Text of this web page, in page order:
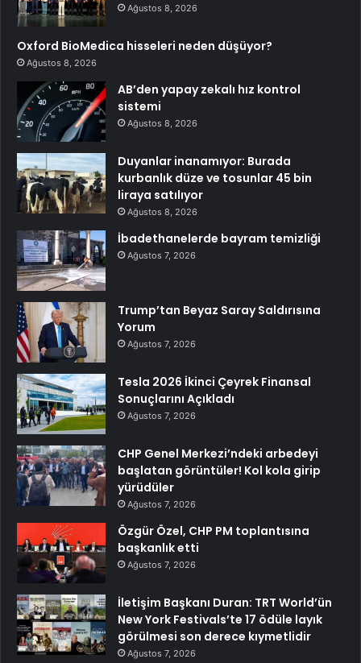
Ağustos 8, 2026
Oxford BioMedica hisseleri neden düşüyor?
Ağustos 8, 2026
AB’den yapay zekalı hız kontrol
sistemi
Ağustos 8, 2026
Duyanlar inanamıyor: Burada
kurbanlık düze ve tosunlar 45 bin
liraya satılıyor
Ağustos 8, 2026
İbadethanelerde bayram temizliği
Ağustos 7, 2026
Trump’tan Beyaz Saray Saldırısına
Yorum
Ağustos 7, 2026
Tesla 2026 İkinci Çeyrek Finansal
Sonuçlarını Açıkladı
Ağustos 7, 2026
CHP Genel Merkezi’ndeki arbedeyi
başlatan görüntüler! Kol kola girip
yürüdüler
Ağustos 7, 2026
Özgür Özel, CHP PM toplantısına
başkanlık etti
Ağustos 7, 2026
İletişim Başkanı Duran: TRT World’ün
New York Festivals’te 17 ödüle layık
görülmesi son derece kıymetlidir
Ağustos 7, 2026